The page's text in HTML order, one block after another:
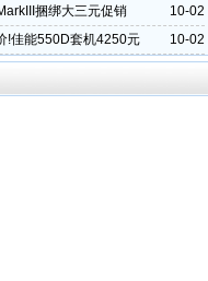
10-02
捆绑大三元促销
10-02
!佳能550D套机4250元